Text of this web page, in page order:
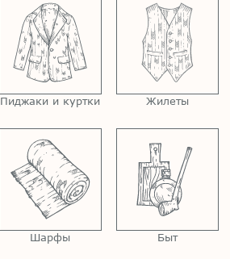
Пиджаки и куртки Жилеты
Шарфы Быт